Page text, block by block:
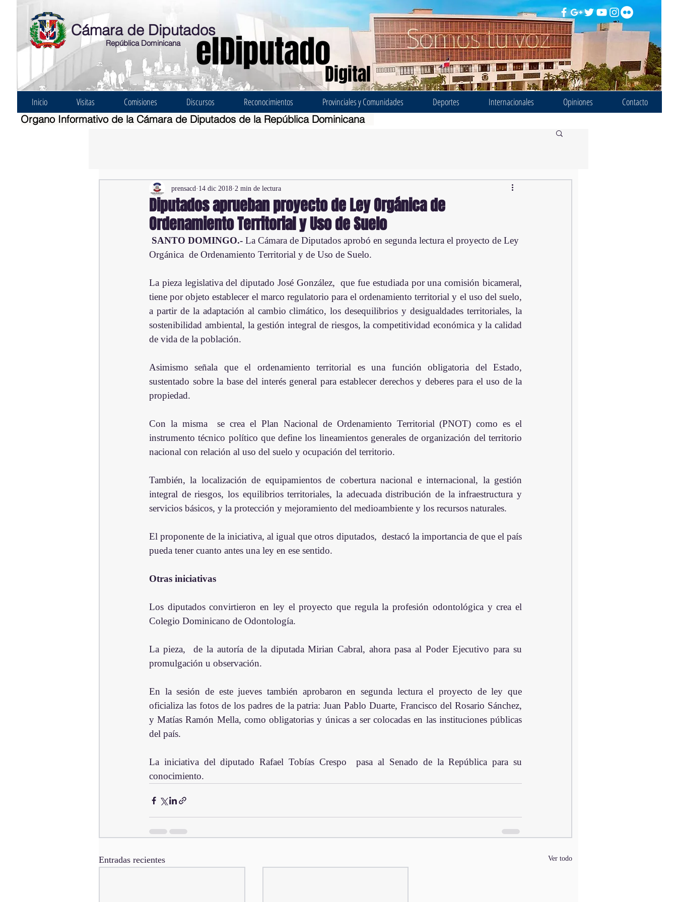
Digital
elDiputado
Cámara de Diputados
República Dominicana
Inicio Visitas Comisiones Discursos Reconocimientos Provinciales y Comunidades Deportes Internacionales Opiniones Contacto
Organo Informativo de la Cámara de Diputados de la República Dominicana
Diputados aprueban proyecto de Ley Orgánica de
Ordenamiento Territorial y Uso de Suelo
prensacd 14 dic 2018 2 min de lectura
SANTO DOMINGO.- La Cámara de Diputados aprobó en segunda lectura el proyecto de Ley
Orgánica  de Ordenamiento Territorial y de Uso de Suelo.
La pieza legislativa del diputado José González,  que fue estudiada por una comisión bicameral,
tiene por objeto establecer el marco regulatorio para el ordenamiento territorial y el uso del suelo,
a partir de la adaptación al cambio climático, los desequilibrios y desigualdades territoriales, la
sostenibilidad ambiental, la gestión integral de riesgos, la competitividad económica y la calidad
de vida de la población.
Asimismo señala que el ordenamiento territorial es una función obligatoria del Estado,
sustentado sobre la base del interés general para establecer derechos y deberes para el uso de la
propiedad.
Con la misma  se crea el Plan Nacional de Ordenamiento Territorial (PNOT) como es el
instrumento técnico político que define los lineamientos generales de organización del territorio
nacional con relación al uso del suelo y ocupación del territorio.
También, la localización de equipamientos de cobertura nacional e internacional, la gestión
integral de riesgos, los equilibrios territoriales, la adecuada distribución de la infraestructura y
servicios básicos, y la protección y mejoramiento del medioambiente y los recursos naturales.
El proponente de la iniciativa, al igual que otros diputados,  destacó la importancia de que el país
pueda tener cuanto antes una ley en ese sentido.
Otras iniciativas
Los diputados convirtieron en ley el proyecto que regula la profesión odontológica y crea el
Colegio Dominicano de Odontología.
La pieza,  de la autoría de la diputada Mirian Cabral, ahora pasa al Poder Ejecutivo para su
promulgación u observación.
En la sesión de este jueves también aprobaron en segunda lectura el proyecto de ley que
oficializa las fotos de los padres de la patria: Juan Pablo Duarte, Francisco del Rosario Sánchez,
y Matías Ramón Mella, como obligatorias y únicas a ser colocadas en las instituciones públicas
del país.
La iniciativa del diputado Rafael Tobías Crespo  pasa al Senado de la República para su
conocimiento.
Entradas recientes Ver todo